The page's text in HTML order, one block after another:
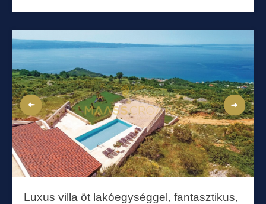
Luxus villa öt lakóegységgel, fantasztikus,